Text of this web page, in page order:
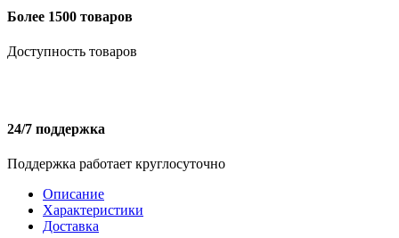
Более 1500 товаров
Доступность товаров
24/7 поддержка
Поддержка работает круглосуточно
Описание
Характеристики
Доставка